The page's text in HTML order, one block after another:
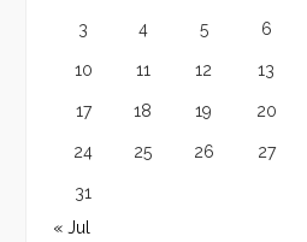
3 4 5 6
10 11 12 13
17 18 19 20
24 25 26 27
31
« Jul